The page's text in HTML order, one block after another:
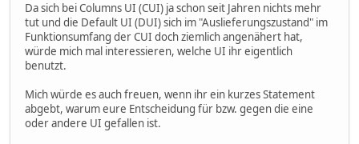
Da sich bei Columns UI (CUI) ja schon seit Jahren nichts mehr
tut und die Default UI (DUI) sich im "Auslieferungszustand" im
Funktionsumfang der CUI doch ziemlich angenähert hat,
würde mich mal interessieren, welche UI ihr eigentlich
benutzt.
Mich würde es auch freuen, wenn ihr ein kurzes Statement
abgebt, warum eure Entscheidung für bzw. gegen die eine
oder andere UI gefallen ist.